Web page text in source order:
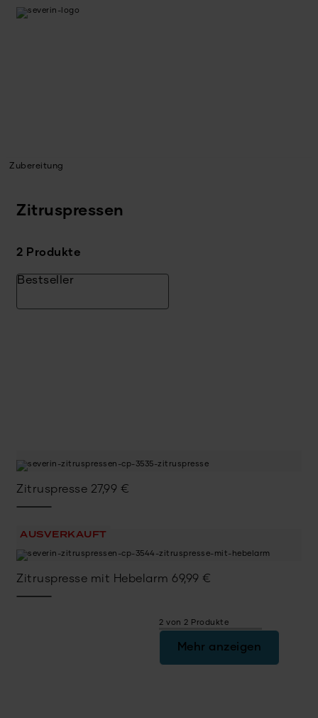
Zubereitung
Zitruspressen
2 Produkte
Bestseller
Zitruspresse 27,99 €
AUSVERKAUFT
Zitruspresse mit Hebelarm 69,99 €
2 von 2 Produkte
Mehr anzeigen